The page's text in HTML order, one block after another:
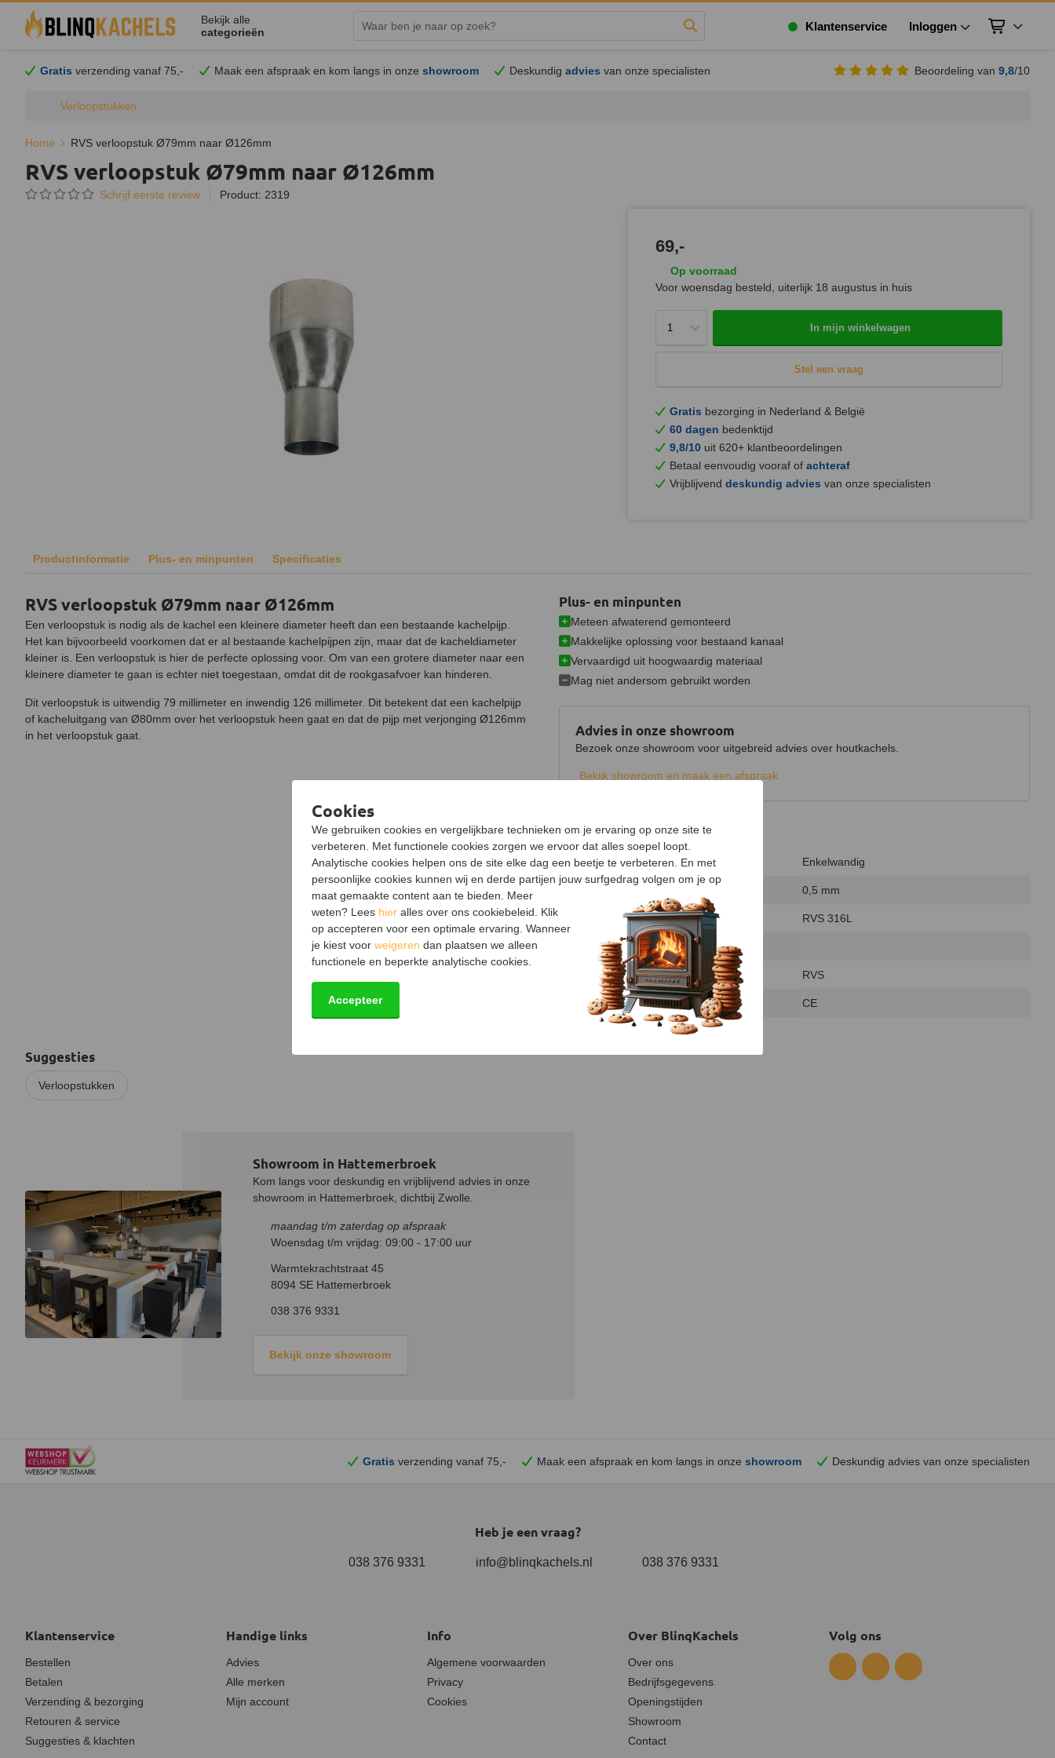
Bekijk alle
categorieën
Klantenservice Inloggen Winkelwagen
Gratis verzending vanaf 75,- Maak een afspraak en kom langs in onzeshowroom Deskundigadvies van onze specialisten Beoordeling van 9,8/10
Verloopstukken
Home RVS verloopstuk Ø79mm naar Ø126mm
RVS verloopstuk Ø79mm naar Ø126mm
Schrijf eerste review Product: 2319
69,-
Op voorraad
Voor woensdag besteld, uiterlijk 18 augustus in huis
In mijn winkelwagen
Stel een vraag
Gratis bezorging in Nederland & België
60 dagen bedenktijd
9,8/10 uit 620+ klantbeoordelingen
Betaal eenvoudig vooraf of achteraf
Vrijblijvend deskundig advies van onze specialisten
Productinformatie Plus- en minpunten Specificaties
RVS verloopstuk Ø79mm naar Ø126mm
Een verloopstuk is nodig als de kachel een kleinere diameter heeft dan een bestaande kachelpijp.
Het kan bijvoorbeeld voorkomen dat er al bestaande kachelpijpen zijn, maar dat de kacheldiameter
kleiner is. Een verloopstuk is hier de perfecte oplossing voor. Om van een grotere diameter naar een
kleinere diameter te gaan is echter niet toegestaan, omdat dit de rookgasafvoer kan hinderen.
Dit verloopstuk is uitwendig 79 millimeter en inwendig 126 millimeter. Dit betekent dat een kachelpijp
of kacheluitgang van Ø80mm over het verloopstuk heen gaat en dat de pijp met verjonging Ø126mm
in het verloopstuk gaat.
Plus- en minpunten
Meteen afwaterend gemonteerd
Makkelijke oplossing voor bestaand kanaal
Vervaardigd uit hoogwaardig materiaal
Mag niet andersom gebruikt worden
Advies in onze showroom
Bezoek onze showroom voor uitgebreid advies over houtkachels.
Bekijk showroom en maak een afspraak
Specificaties
Product
Uitvoering
Enkelwandig
0,5 mm
RVS 316L
Verjonging
RVS
Keurmerk CE
Suggesties
Verloopstukken
Showroom in Hattemerbroek
Kom langs voor deskundig en vrijblijvend advies in onze
showroom in Hattemerbroek, dichtbij Zwolle.
maandag t/m zaterdag op afspraak
Woensdag t/m vrijdag: 09:00 - 17:00 uur
Warmtekrachtstraat 45
8094 SE Hattemerbroek
038 376 9331
Bekijk onze showroom
Gratis verzending vanaf 75,- Maak een afspraak en kom langs in onze showroom Deskundig advies van onze specialisten
Heb je een vraag?
038 376 9331 info@blinqkachels.nl 038 376 9331
Klantenservice
Bestellen
Betalen
Verzending & bezorging
Retouren & service
Suggesties & klachten
Handige links
Advies
Alle merken
Mijn account
Info
Algemene voorwaarden
Privacy
Cookies
Over BlinqKachels
Over ons
Bedrijfsgegevens
Openingstijden
Showroom
Contact
Volg ons
Cookies
We gebruiken cookies en vergelijkbare technieken om je ervaring op onze site te
verbeteren. Met functionele cookies zorgen we ervoor dat alles soepel loopt.
Analytische cookies helpen ons de site elke dag een beetje te verbeteren. En met
persoonlijke cookies kunnen wij en derde partijen jouw surfgedrag volgen om je op
maat gemaakte content aan te bieden. Meer
weten? Lees hier alles over ons cookiebeleid. Klik
op accepteren voor een optimale ervaring. Wanneer
je kiest voor weigeren dan plaatsen we alleen
functionele en beperkte analytische cookies.
Accepteer